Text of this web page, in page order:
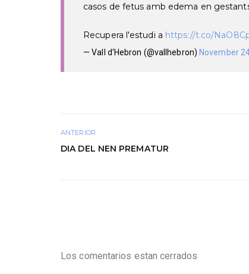
casos de fetus amb edema en
Recupera l'estudi a https://t.co/
— Vall d'Hebron (@vallhebron)November
ANTERIOR
DIA DEL NEN PREMATUR
Los comentarios estan cerrados